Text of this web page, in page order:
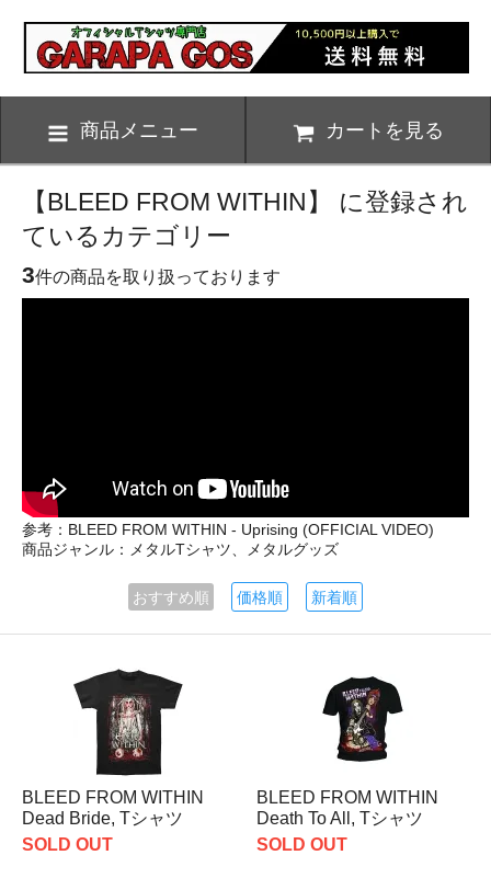
商品メニュー カートを見る
【BLEED FROM WITHIN】 に登録され
ているカテゴリー
3件の商品を取り扱っております
参考：BLEED FROM WITHIN - Uprising (OFFICIAL VIDEO)
商品ジャンル：メタルTシャツ、メタルグッズ
おすすめ順 価格順 新着順
BLEED FROM WITHIN
Dead Bride, Tシャツ
SOLD OUT
BLEED FROM WITHIN
Death To All, Tシャツ
SOLD OUT